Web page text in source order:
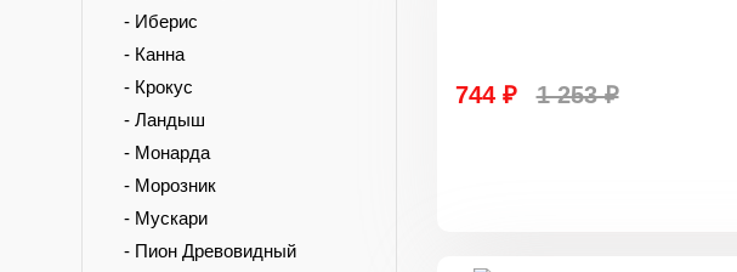
- Иберис
- Канна
- Крокус
- Ландыш
- Монарда
- Морозник
- Мускари
- Пион Древовидный
744 ₽ 1 253 ₽